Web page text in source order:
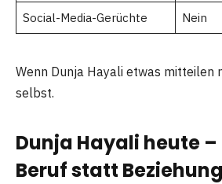
Social-Media-Gerüchte Nein
Wenn Dunja Hayali etwas mitteilen
selbst.
Dunja Hayali heute –
Beruf statt Beziehung